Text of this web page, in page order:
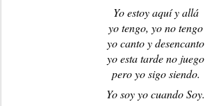
Yo estoy aquí y allá
yo tengo, yo no tengo
yo canto y desencanto
yo esta tarde no juego
pero yo sigo siendo.
Yo soy yo cuando Soy.